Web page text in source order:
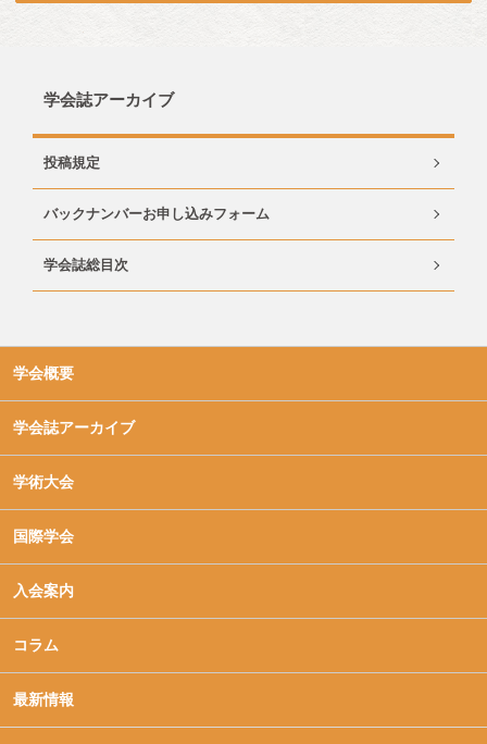
学会誌アーカイブ
投稿規定
バックナンバーお申し込みフォーム
学会誌総目次
学会概要
学会誌アーカイブ
学術大会
国際学会
入会案内
コラム
最新情報